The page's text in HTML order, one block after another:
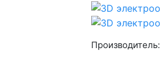
Производитель: